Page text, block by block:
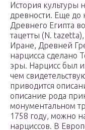
История культуры
древности. Еще до
Древнего Египта
тацетты (N.
Иране, Древней
нарцисса сделано
эры. Нарцисс был
чем
приводится
описание ро­да
монументальном
1758 го­ду, можно
нарциссов. В